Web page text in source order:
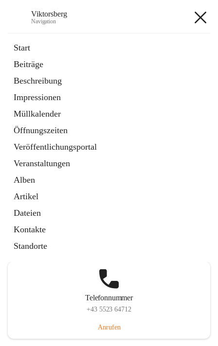
Viktorsberg
Navigation
Start
Beiträge
Beschreibung
Impressionen
Müllkalender
Öffnungszeiten
Veröffentlichungsportal
Veranstaltungen
Alben
Artikel
Dateien
Kontakte
Standorte
1 Schnellzugriff
Bürgerservice
10 Schnellzugriffe
Telefonnummer
+43 5523 64712
Anrufen